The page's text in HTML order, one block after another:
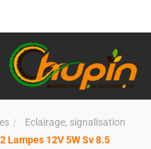
Eclairage, signalisation
Lampes 12V 5W Sv 8.5